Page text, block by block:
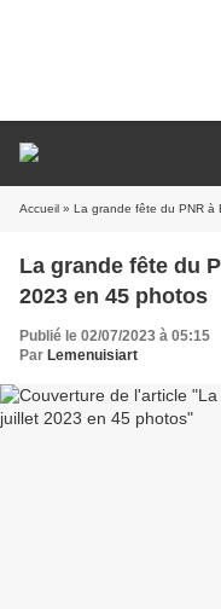
Accueil » La grande fête du PNR à
La grande fête du
2023 en 45 photos
Publié le 02/07/2023 à 05:15
Par Lemenuisiart